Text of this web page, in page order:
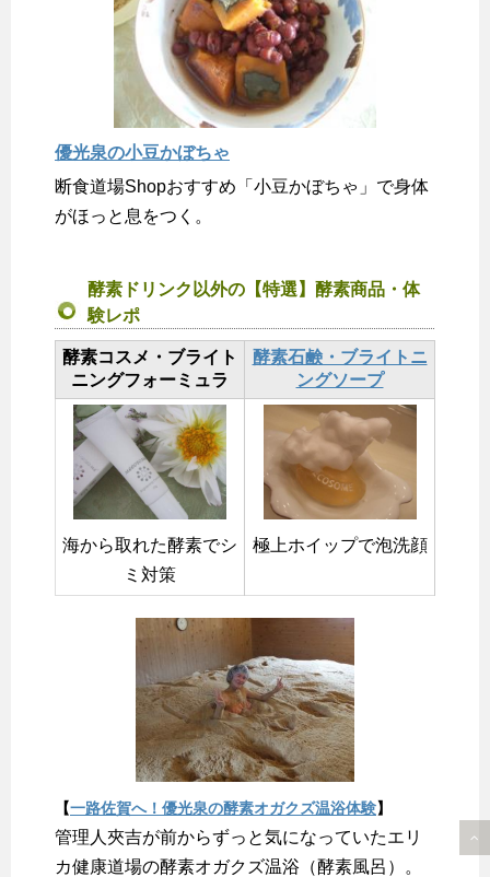
優光泉の小豆かぼちゃ
断食道場Shopおすすめ「小豆かぼちゃ」で身体
がほっと息をつく。
酵素ドリンク以外の【特選】酵素商品・体
験レポ
酵素コスメ・ブライト
ニングフォーミュラ
酵素石鹸・ブライトニ
ングソープ
海から取れた酵素でシ
ミ対策
極上ホイップで泡洗顔
【一路佐賀へ！優光泉の酵素オガクズ温浴体験】
管理人夾吉が前からずっと気になっていたエリ
カ健康道場の酵素オガクズ温浴（酵素風呂）。